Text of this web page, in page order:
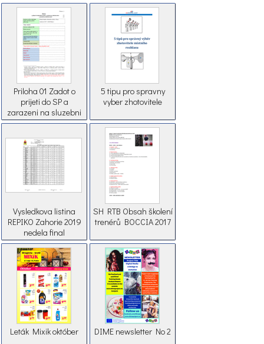
Priloha 01 Zadot o
prijeti do SP a
zarazeni na sluzebni
misto
5 tipu pro spravny
vyber zhotovitele
Vysledkova listina
REPIKO Zahorie 2019
nedela final
SH RTB Obsah školení
trenérů BOCCIA 2017
Leták Mixik október DIME newsletter No 2